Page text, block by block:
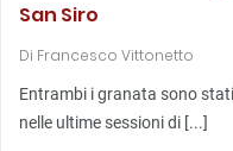
San Siro
Di Francesco Vittonetto
Entrambi i granata sono
nelle ultime sessioni di [...]